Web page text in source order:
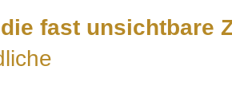
fast unsichtbare